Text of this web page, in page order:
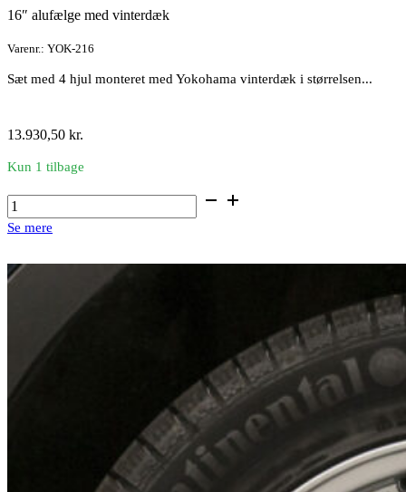
16″ alufælge med vinterdæk
Varenr.: YOK-216
Sæt med 4 hjul monteret med Yokohama vinterdæk i størrelsen...
13.930,50 kr.
Kun 1 tilbage
16"
alufælge
med
antal
Se mere